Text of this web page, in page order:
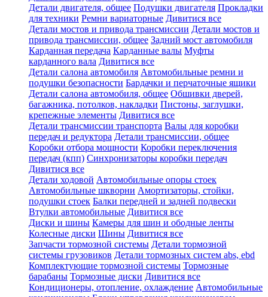
Детали двигателя, общее Подушки двигателя Прокладки
для техники Ремни вариаторные Дивитися все
Детали мостов и привода трансмиссии Детали мостов и
привода трансмиссии, общее Задний мост автомобиля
Карданная передача Карданные валы Муфты
карданного вала Дивитися все
Детали салона автомобиля Автомобильные ремни и
подушки безопасности Бардачки и перчаточные ящики
Детали салона автомобиля, общее Обшивки дверей,
багажника, потолков, накладки Пистоны, заглушки,
крепежные элементы Дивитися все
Детали трансмиссии транспорта Валы для коробки
передач и редуктора Детали трансмиссии, общее
Коробки отбора мощности Коробки переключения
передач (кпп) Синхронизаторы коробки передач
Дивитися все
Детали ходовой Автомобильные опоры стоек
Автомобильные шкворни Амортизаторы, стойки,
подушки стоек Балки передней и задней подвески
Втулки автомобильные Дивитися все
Диски и шины Камеры для шин и ободные ленты
Колесные диски Шины Дивитися все
Запчасти тормозной системы Детали тормозной
системы грузовиков Детали тормозных систем abs, ebd
Комплектующие тормозной системы Тормозные
барабаны Тормозные диски Дивитися все
Кондиционеры, отопление, охлаждение Автомобильные